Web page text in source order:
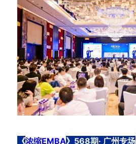
《浓缩EMBA》568期· 广州专场